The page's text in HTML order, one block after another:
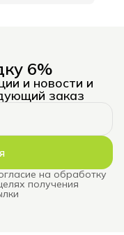
6%
и новости и
заказ
на обработку
получения